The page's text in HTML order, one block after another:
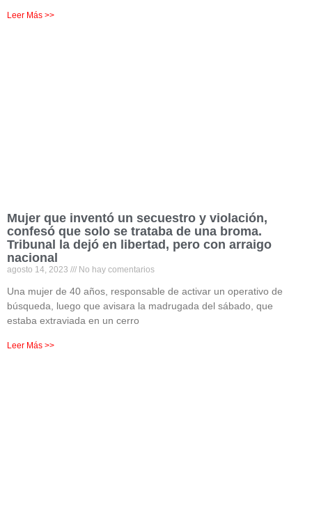
Leer Más >>
Mujer que inventó un secuestro y violación,
confesó que solo se trataba de una broma.
Tribunal la dejó en libertad, pero con arraigo
nacional
agosto 14, 2023 No hay comentarios
Una mujer de 40 años, responsable de activar un operativo de
búsqueda, luego que avisara la madrugada del sábado, que
estaba extraviada en un cerro
Leer Más >>